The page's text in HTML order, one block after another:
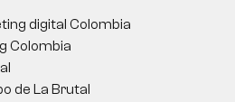
digital Colombia
Colombia
de La Brutal